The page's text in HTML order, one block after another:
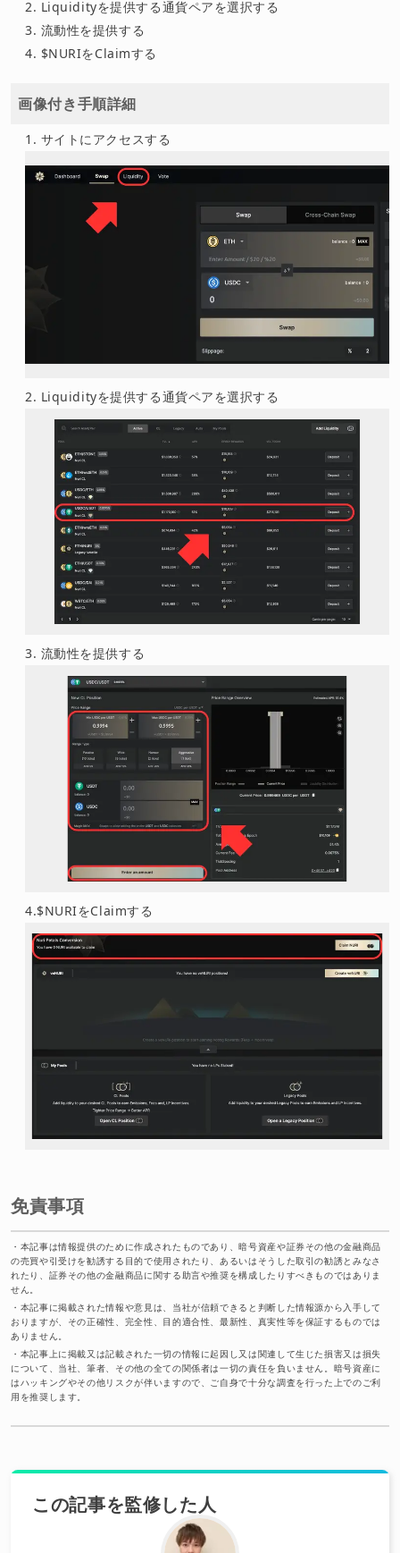
Liquidityを提供する通貨ペアを選択する
流動性を提供する
$NURIをClaimする
画像付き手順詳細
サイトにアクセスする
Liquidityを提供する通貨ペアを選択する
流動性を提供する
4.$NURIをClaimする
免責事項
・ 本記事は情報提供のために作成されたものであり、暗号資産や証券その他の金融商品
の売買や引受けを勧誘する目的で使用されたり、あるいはそうした取引の勧誘とみなさ
れたり、証券その他の金融商品に関する助言や推奨を構成したりすべきものではありま
せん。
・ 本記事に掲載された情報や意見は、当社が信頼できると判断した情報源から入手して
おりますが、その正確性、完全性、目的適合性、最新性、真実性等を保証するものでは
ありません。
・ 本記事上に掲載又は記載された一切の情報に起因し又は関連して生じた損害又は損失
について、当社、筆者、その他の全ての関係者は一切の責任を負いません。暗号資産に
はハッキングやその他リスクが伴いますので、ご自身で十分な調査を行った上でのご利
用を推奨します。
この記事を監修した人